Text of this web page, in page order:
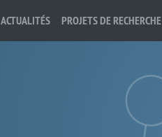
ACTUALITÉS PROJETS DE RECHERCHE